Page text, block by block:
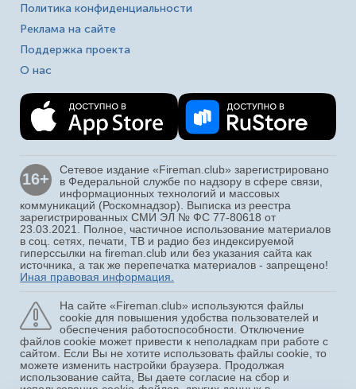
Политика конфиденциальности
Реклама на сайте
Поддержка проекта
О нас
16+
Сетевое издание «Fireman.club» зарегистрировано
в Федеральной службе по надзору в сфере связи,
информационных технологий и массовых
коммуникаций (Роскомнадзор). Выписка из реестра
зарегистрированных СМИ ЭЛ № ФС 77-80618 от
23.03.2021. Полное, частичное использование материалов
в соц. сетях, печати, ТВ и радио без индексируемой
гиперссылки на fireman.club или без указания сайта как
источника, а так же перепечатка материалов - запрещено!
Иная правовая информация.
На сайте «Fireman.club» используются файлы
cookie для повышения удобства пользователей и
обеспечения работоспособности. Отключение
файлов cookie может привести к неполадкам при работе с
сайтом. Если Вы не хотите использовать файлы cookie, то
можете изменить настройки браузера. Продолжая
использование сайта, Вы даете согласие на сбор и